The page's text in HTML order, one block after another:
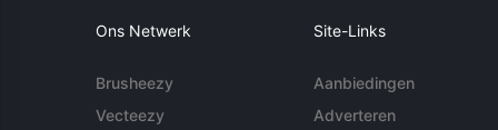
Ons Netwerk
Brusheezy
Vecteezy
Site-Links
Aanbiedingen
Adverteren